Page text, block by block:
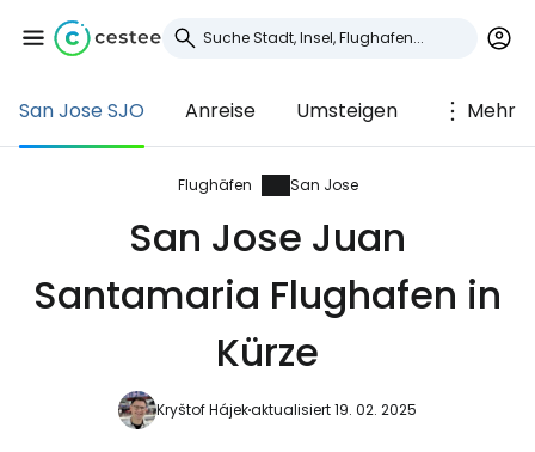
San Jose SJO Anreise Umsteigen Mehr
Flughäfen San Jose
San Jose Juan
Santamaria Flughafen in
Kürze
Kryštof Hájekaktualisiert 19. 02. 2025
Anmeldung bei
Cestee
... die weltweite Reise-Community
Weiter mit Google
Weiter mit Facebook